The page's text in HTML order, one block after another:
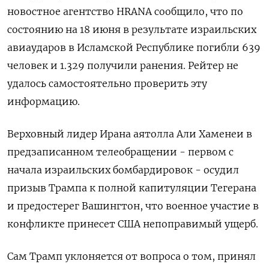
новостное агентство HRANA сообщило, что по
состоянию на 18 июня в результате израильских
авиаударов в Исламской Республике погибли 639
человек и 1.329 получили ранения. Рейтер не
удалось самостоятельно проверить эту
информацию.
Верховный лидер Ирана аятолла Али Хаменеи в
предзаписанном телеобращении - первом с
начала израильских бомбардировок - осудил
призыв Трампа к полной капитуляции Тегерана
и предостерег Вашингтон, что военное участие в
конфликте принесет США непоправимый ущерб.
Сам Трамп уклоняется от вопроса о том, принял